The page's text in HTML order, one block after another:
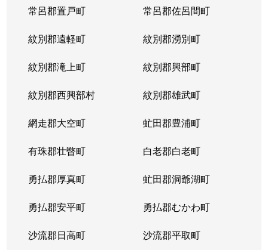
常呂郡置戸町 常呂郡佐呂間町
紋別郡遠軽町 紋別郡湧別町
紋別郡滝上町 紋別郡興部町
紋別郡西興部村 紋別郡雄武町
網走郡大空町 虻田郡豊浦町
有珠郡壮瞥町 白老郡白老町
勇払郡厚真町 虻田郡洞爺湖町
勇払郡安平町 勇払郡むかわ町
沙流郡日高町 沙流郡平取町